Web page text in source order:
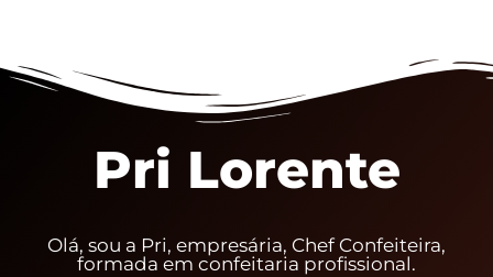
Pri Lorente
Olá, sou a Pri, empresária, Chef Confeiteira,
formada em confeitaria profissional.